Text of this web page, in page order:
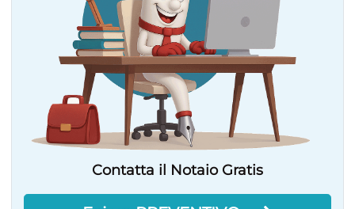
Contatta il Notaio Gratis